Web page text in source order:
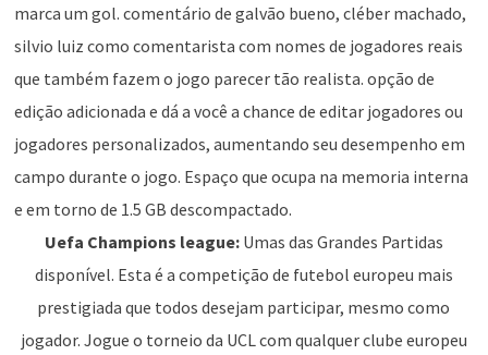
marca um gol. comentário de galvão bueno, cléber machado,
silvio luiz como comentarista com nomes de jogadores reais
que também fazem o jogo parecer tão realista. opção de
edição adicionada e dá a você a chance de editar jogadores ou
jogadores personalizados, aumentando seu desempenho em
campo durante o jogo. Espaço que ocupa na memoria interna
e em torno de 1.5 GB descompactado.
Uefa Champions league:Umas das Grandes Partidas
disponível. Esta é a competição de futebol europeu mais
prestigiada que todos desejam participar, mesmo como
jogador. Jogue o torneio da UCL com qualquer clube europeu